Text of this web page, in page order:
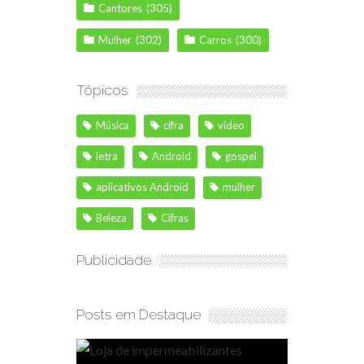
Cantores (305)
Mulher (302) Carros (300)
Tópicos
Música cifra vídeo
letra Android gospel
aplicativos Android mulher
Beleza Cifras
Publicidade
Posts em Destaque